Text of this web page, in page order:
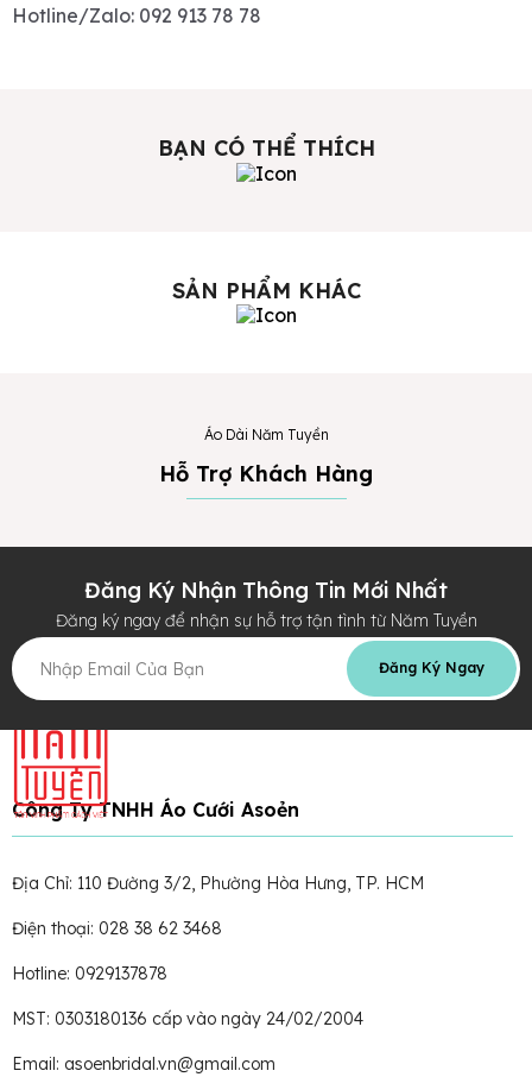
Hotline/Zalo: 092 913 78 78
BẠN CÓ THỂ THÍCH
SẢN PHẨM KHÁC
Áo Dài Năm Tuyền
Hỗ Trợ Khách Hàng
Đăng Ký Nhận Thông Tin Mới Nhất
Đăng ký ngay để nhận sự hỗ trợ tận tình từ Năm Tuyền
Đăng Ký Ngay
Công Ty TNHH Áo Cưới Asoẻn
Địa Chỉ: 110 Đường 3/2, Phường Hòa Hưng, TP. HCM
Điện thoại: 028 38 62 3468
Hotline: 0929137878
MST: 0303180136 cấp vào ngày 24/02/2004
Email: asoenbridal.vn@gmail.com